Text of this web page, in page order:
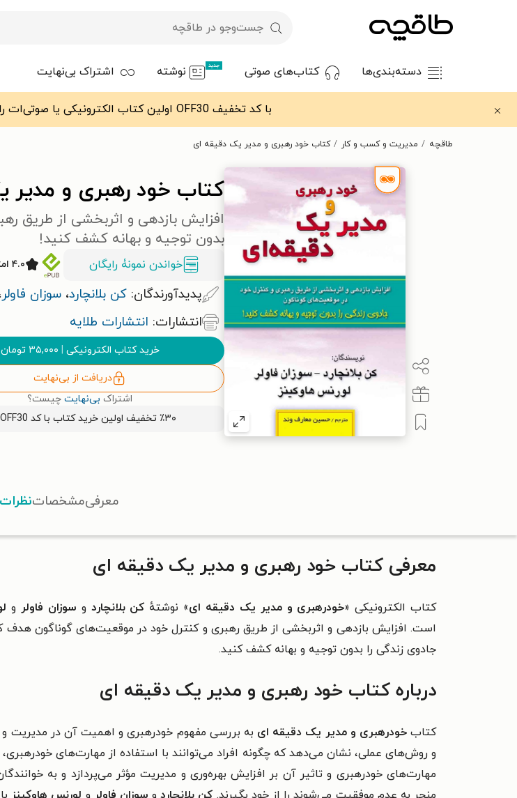
دسته‌بندی‌ها کتاب‌های صوتی جدید نوشته اشتراک بی‌نهایت
با کد تخفیف OFF30 اولین کتاب الکترونیکی یا صوتی‌ات را با ۳۰٪ تخفیف از طاقچه دریافت کن.
طاقچه مدیریت و کسب و کار کتاب خود رهبری و مدیر یک دقیقه ای
کتاب خود رهبری و مدیر
افزایش بازدهی و اثربخشی از طریق
بدون توجیه و بهانه کشف کنید!
خواندن نمونۀ رایگان ۴.۰ امتیاز
پدیدآورندگان: کن بلانچارد، سوزان فاولر
انتشارات: انتشارات طلایه
خرید کتاب الکترونیکی | ۳۵,۰۰۰ تومان
دریافت از بی‌نهایت
اشتراک بی‌نهایت چیست؟
٪۳۰ تخفیف اولین خرید کتاب با کد
OFF30
معرفیمشخصاتنظرات
معرفی کتاب خود رهبری و مدیر یک دقیقه ای
کتاب الکترونیکی «خودرهبری و مدیر یک دقیقه ای» نوشتهٔ کن بلانچارد و سوزان فاولر و
است. افزایش بازدهی و اثربخشی از طریق رهبری و کنترل خود در موقعیت‌های گوناگون هدف
جادوی زندگی را بدون توجیه و بهانه کشف کنید.
درباره کتاب خود رهبری و مدیر یک دقیقه ای
کتابخودرهبری و مدیر یک دقیقه ای به بررسی مفهوم خودرهبری و اهمیت آن در مدیریت و
و روش‌های عملی، نشان می‌دهد که چگونه افراد می‌توانند با استفاده از مهارت‌های
مهارت‌های خودرهبری و تاثیر آن بر افزایش بهره‌وری و مدیریت مؤثر می‌پردازد و به